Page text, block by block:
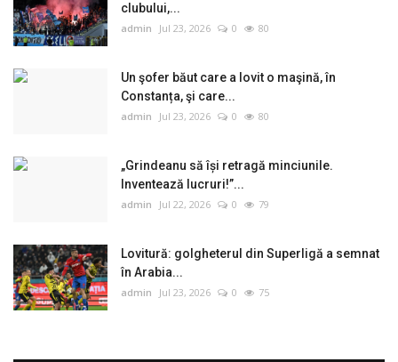
clubului,...
admin Jul 23, 2026 0 80
Un şofer băut care a lovit o maşină, în
Constanța, şi care...
admin Jul 23, 2026 0 80
„Grindeanu să își retragă minciunile.
Inventează lucruri!”...
admin Jul 22, 2026 0 79
Lovitură: golgheterul din Superligă a semnat
în Arabia...
admin Jul 23, 2026 0 75